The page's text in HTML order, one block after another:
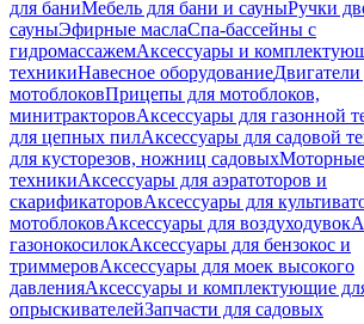
для баниМебель для бани и сауныРучки
сауныЭфирные маслаСпа-бассейны с
гидромассажемАксессуары и
техникиНавесное оборудованиеДвигатели
мотоблоковПрицепы для мотоблоков,
минитракторовАксессуары для газонной
для цепных пилАксессуары для садовой
для кусторезов, ножниц садовыхМоторные
техникиАксессуары для аэратоторов и
скарификаторовАксессуары для
мотоблоковАксессуары для воздуходувок
газонокосилокАксессуары для бензокос и
триммеровАксессуары для моек высокого
давленияАксессуары и комплектующие
опрыскивателейЗапчасти для садовых